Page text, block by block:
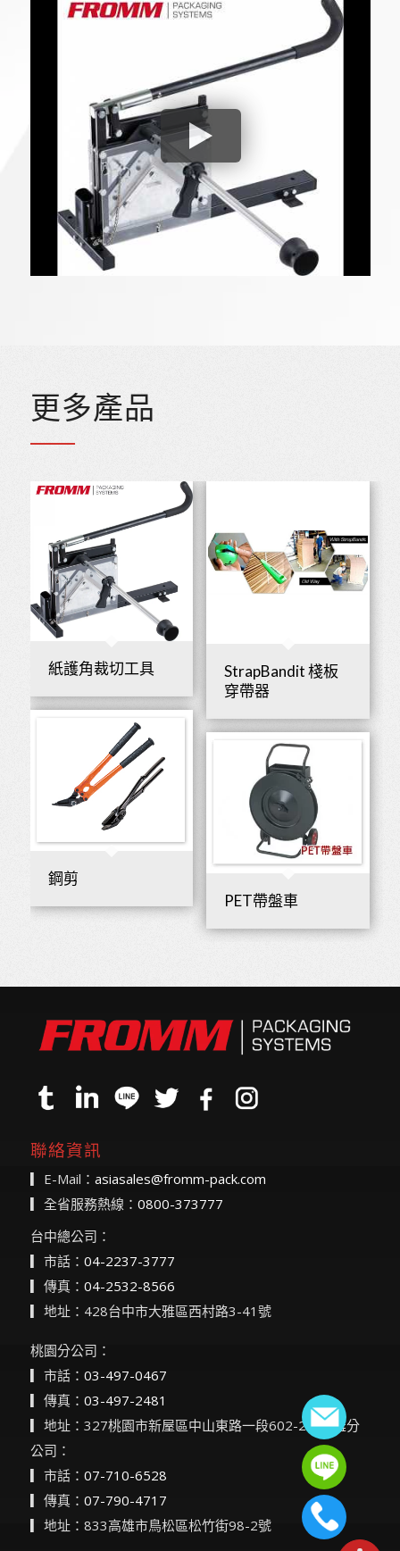
更多產品
紙護角裁切工具
StrapBandit 棧板
穿帶器
鋼剪
PET帶盤車
聯絡資訊
▎E-Mail： asiasales@fromm-pack.com
▎全省服務熱線： 0800-373777
台中總公司：
▎市話： 04-2237-3777
▎傳真： 04-2532-8566
▎地址：428台中市大雅區西村路3-41號
桃園分公司：
▎市話： 03-497-0467
▎傳真： 03-497-2481
▎地址：327桃園市新屋區中山東路一段602-2號高雄分
公司：
▎市話： 07-710-6528
▎傳真： 07-790-4717
▎地址：833高雄市鳥松區松竹街98-2號